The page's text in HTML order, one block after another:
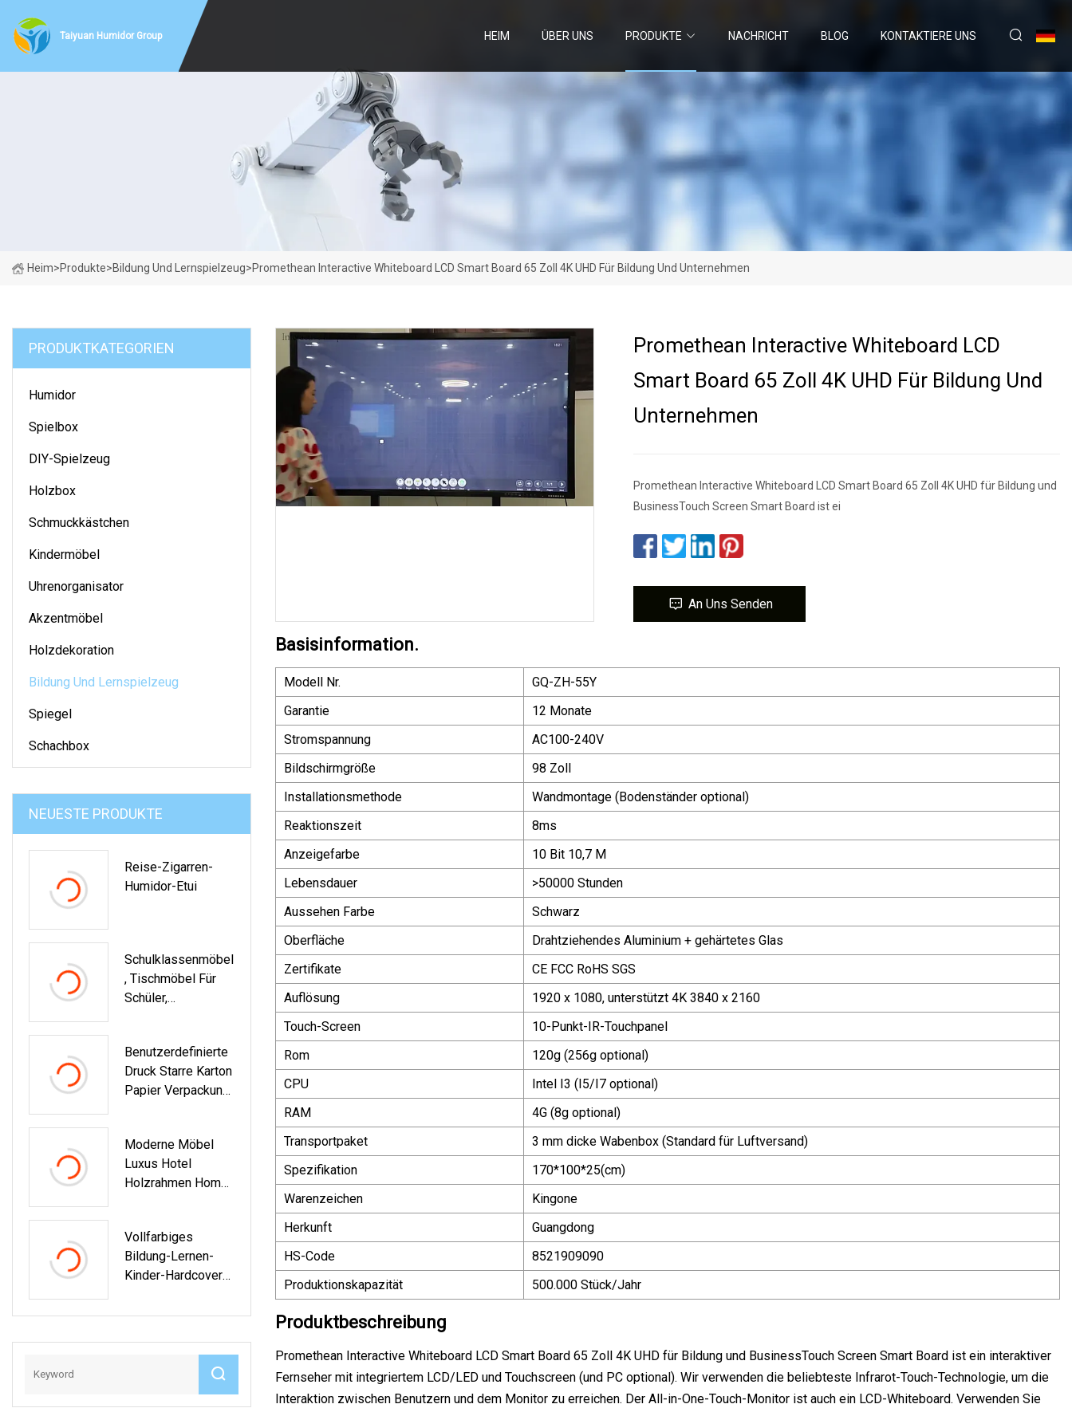
Taiyuan Humidor Group HEIM ÜBER UNS PRODUKTE NACHRICHT BLOG KONTAKTIERE UNS
Heim>Produkte>Bildung Und Lernspielzeug>Promethean Interactive Whiteboard LCD Smart Board 65 Zoll 4K UHD Für Bildung Und Unternehmen
PRODUKTKATEGORIEN
Humidor
Spielbox
DIY-Spielzeug
Holzbox
Schmuckkästchen
Kindermöbel
Uhrenorganisator
Akzentmöbel
Holzdekoration
Bildung Und Lernspielzeug
Spiegel
Schachbox
NEUESTE PRODUKTE
Reise-Zigarren-
Humidor-Etui
Schulklassenmöbel
, Tischmöbel Für
Schüler,
Vorschulkinder,
Metallmöbel Für
Den Kindergarten,
Benutzerdefinierte
Druck Starre Karton
Papier Verpackung
Mode Kosmetik
Make-Up
Hautpflege
Moderne Möbel
Luxus Hotel
Holzrahmen Home
Lounge Chair
Vollfarbiges
Bildung-Lernen-
Kinder-Hardcover
Schuldruck-
Promethean Interactive Whiteboard LCD
Smart Board 65 Zoll 4K UHD Für Bildung Und
Unternehmen
Promethean Interactive Whiteboard LCD Smart Board 65 Zoll 4K UHD für Bildung und
BusinessTouch Screen Smart Board ist ei
An Uns Senden
Basisinformation.
Modell Nr.
GQ-ZH-55Y
Garantie
12 Monate
Stromspannung
AC100-240V
Bildschirmgröße
98 Zoll
Installationsmethode
Wandmontage (Bodenständer optional)
Reaktionszeit
8ms
Anzeigefarbe
10 Bit 10,7 M
Lebensdauer
>50000 Stunden
Aussehen Farbe
Schwarz
Oberfläche
Drahtziehendes Aluminium + gehärtetes Glas
Zertifikate
CE FCC RoHS SGS
Auflösung
1920 x 1080, unterstützt 4K 3840 x 2160
Touch-Screen
10-Punkt-IR-Touchpanel
Rom
120g (256g optional)
CPU
Intel I3 (I5/I7 optional)
RAM
4G (8g optional)
Transportpaket
3 mm dicke Wabenbox (Standard für Luftversand)
Spezifikation
170*100*25(cm)
Warenzeichen
Kingone
Herkunft
Guangdong
HS-Code
8521909090
Produktionskapazität
500.000 Stück/Jahr
Produktbeschreibung
Promethean Interactive Whiteboard LCD Smart Board 65 Zoll 4K UHD für Bildung und BusinessTouch Screen Smart Board ist ein interaktiver
Fernseher mit integriertem LCD/LED und Touchscreen (und PC optional). Wir verwenden die beliebteste Infrarot-Touch-Technologie, um die
Interaktion zwischen Benutzern und dem Monitor zu erreichen. Der All-in-One-Touch-Monitor ist auch ein LCD-Whiteboard. Verwenden Sie